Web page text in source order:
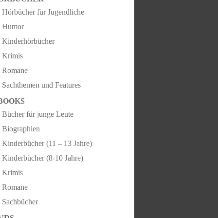
Hörbücher für Jugendliche
Humor
Kinderhörbücher
Krimis
Romane
Sachthemen und Features
Bücher für junge Leute
Biographien
Kinderbücher (11 – 13 Jahre)
Kinderbücher (8-10 Jahre)
Krimis
Romane
Sachbücher